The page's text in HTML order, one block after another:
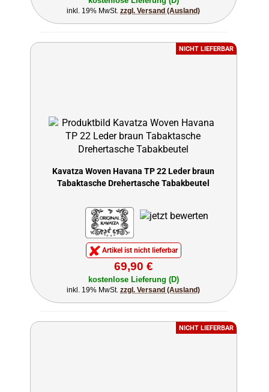
inkl. 19% MwSt.zzgl. Versand (Ausland)
NICHT LIEFERBAR
Kavatza Woven Havana TP 22 Leder braun
Tabaktasche Drehertasche Tabakbeutel
Artikel ist nicht lieferbar
69,90 €
kostenlose Lieferung (D)
inkl. 19% MwSt.zzgl. Versand (Ausland)
NICHT LIEFERBAR